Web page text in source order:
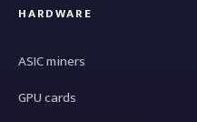
HARDWARE
ASIC miners
GPU cards